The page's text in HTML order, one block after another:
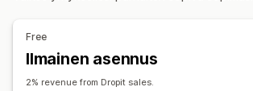
Free
Ilmainen asennus
2% revenue from Dropit sales.